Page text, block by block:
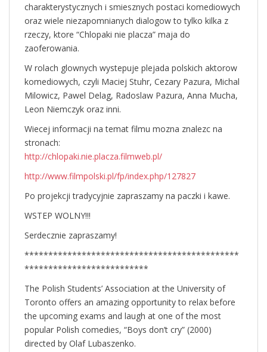
charakterystycznych i smiesznych postaci komediowych
oraz wiele niezapomnianych dialogow to tylko kilka z
rzeczy, ktore “Chlopaki nie placza” maja do
zaoferowania.
W rolach glownych wystepuje plejada polskich aktorow
komediowych, czyli Maciej Stuhr, Cezary Pazura, Michal
Milowicz, Pawel Delag, Radoslaw Pazura, Anna Mucha,
Leon Niemczyk oraz inni.
Wiecej informacji na temat filmu mozna znalezc na
stronach:
http://chlopaki.nie.placza.filmweb.pl/
http://www.filmpolski.pl/fp/index.php/127827
Po projekcji tradycyjnie zapraszamy na paczki i kawe.
WSTEP WOLNY!!!
Serdecznie zapraszamy!
*********************************************
**************************
The Polish Students’ Association at the University of
Toronto offers an amazing opportunity to relax before
the upcoming exams and laugh at one of the most
popular Polish comedies, “Boys don’t cry” (2000)
directed by Olaf Lubaszenko.